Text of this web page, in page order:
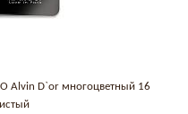
Alvin D`or многоцветный 16